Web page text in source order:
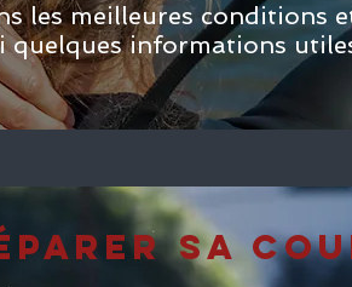
les meilleures conditions
quelques informations
sa